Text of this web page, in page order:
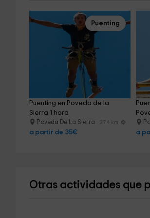
Puenting
Puenting en Poveda de la
Sierra 1 hora
Poveda De La Sierra 27.4 km
a partir de 35€ a
Otras actividades que